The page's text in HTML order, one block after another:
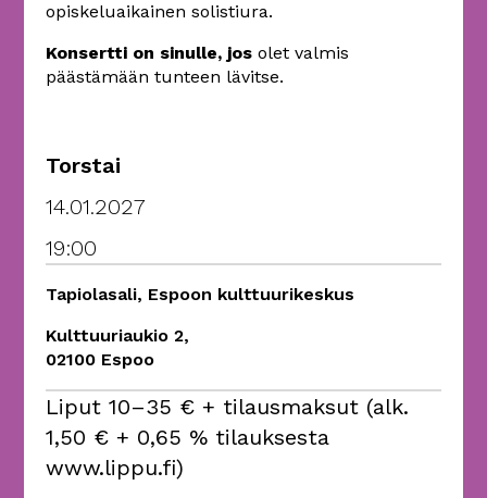
opiskeluaikainen solistiura.
Konsertti on sinulle, jos olet valmis
päästämään tunteen lävitse.
Torstai
14.01.2027
19:00
Tapiolasali, Espoon kulttuurikeskus
Kulttuuriaukio 2,
02100 Espoo
Liput 10–35 € + tilausmaksut (alk.
1,50 € + 0,65 % tilauksesta
www.lippu.fi)